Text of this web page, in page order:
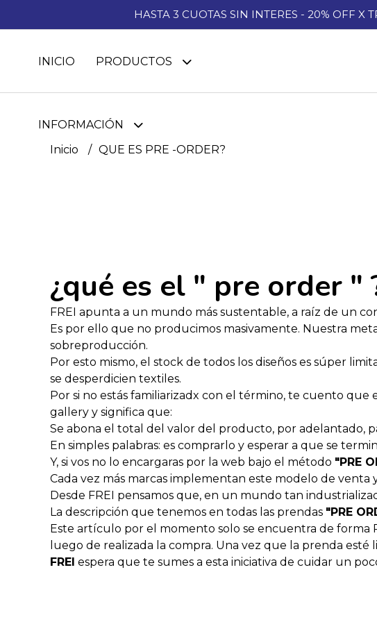
HASTA 3 CUOTAS SIN INTERES - 20% OFF X
INICIO PRODUCTOS
INFORMACIÓN
Inicio QUE ES PRE -ORDER?
¿qué es el " pre order "
FREI apunta a un mundo más sustentable, a raíz de un
Es por ello que no producimos masivamente. Nuestra
sobreproducción.
Por esto mismo, el stock de todos los diseños es súper
se desperdicien textiles.
Por si no estás familiarizadx con el término, te cuento que
gallery y significa que:
Se abona el total del valor del producto, por adelantado,
En simples palabras: es comprarlo y esperar a que se
Y, si vos no lo encargaras por la web bajo el método "PRE
Cada vez más marcas implementan este modelo de
Desde FREI pensamos que, en un mundo tan
La descripción que tenemos en todas las prendas "PRE
Este artículo por el momento solo se encuentra de forma
luego de realizada la compra. Una vez que la prenda
FREI espera que te sumes a esta iniciativa de cuidar un